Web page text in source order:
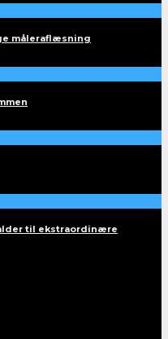
måleraflæsning
til ekstraordinære